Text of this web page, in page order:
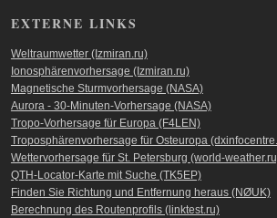
EXTERNE LINKS
Weltraumwetter (Izmiran.ru)
Ionosphärenvorhersage (Izmiran.ru)
Magnetische Sturmvorhersage (NASA)
Aurora - 30-Minuten-Vorhersage (NASA)
Tropo-Vorhersage für Europa (F4LEN)
Troposphärenvorhersage für Osteuropa
Wettervorhersage für St. Petersburg (world-
QTH-Locator-Karte mit Suche (TK5EP)
Finden Sie Richtung und Entfernung heraus (NØUK)
Berechnung des Routenprofils (linktest.ru)